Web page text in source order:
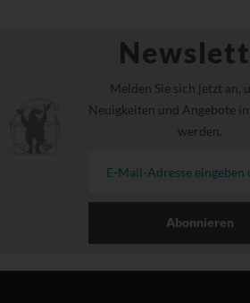
Melden Sie sich jetzt an,
Neuigkeiten und Angebote
werden.
Abonnieren